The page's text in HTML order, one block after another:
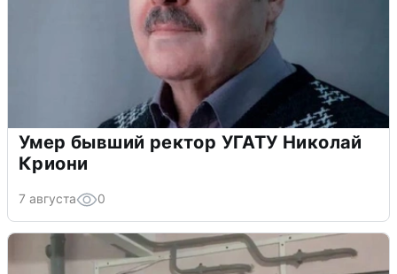
Умер бывший ректор УГАТУ Николай
Криони
7 августа 0